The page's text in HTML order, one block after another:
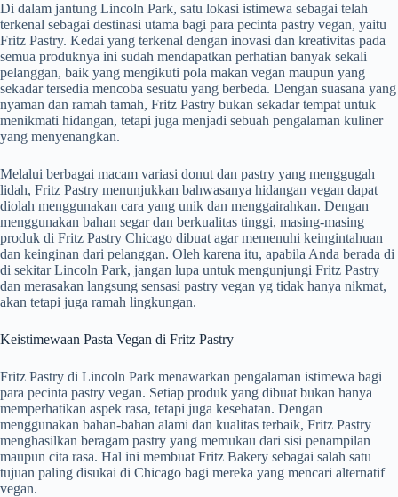
Di dalam jantung Lincoln Park, satu lokasi istimewa sebagai telah
terkenal sebagai destinasi utama bagi para pecinta pastry vegan, yaitu
Fritz Pastry. Kedai yang terkenal dengan inovasi dan kreativitas pada
semua produknya ini sudah mendapatkan perhatian banyak sekali
pelanggan, baik yang mengikuti pola makan vegan maupun yang
sekadar tersedia mencoba sesuatu yang berbeda. Dengan suasana yang
nyaman dan ramah tamah, Fritz Pastry bukan sekadar tempat untuk
menikmati hidangan, tetapi juga menjadi sebuah pengalaman kuliner
yang menyenangkan.
Melalui berbagai macam variasi donut dan pastry yang menggugah
lidah, Fritz Pastry menunjukkan bahwasanya hidangan vegan dapat
diolah menggunakan cara yang unik dan menggairahkan. Dengan
menggunakan bahan segar dan berkualitas tinggi, masing-masing
produk di Fritz Pastry Chicago dibuat agar memenuhi keingintahuan
dan keinginan dari pelanggan. Oleh karena itu, apabila Anda berada di
di sekitar Lincoln Park, jangan lupa untuk mengunjungi Fritz Pastry
dan merasakan langsung sensasi pastry vegan yg tidak hanya nikmat,
akan tetapi juga ramah lingkungan.
Keistimewaan Pasta Vegan di Fritz Pastry
Fritz Pastry di Lincoln Park menawarkan pengalaman istimewa bagi
para pecinta pastry vegan. Setiap produk yang dibuat bukan hanya
memperhatikan aspek rasa, tetapi juga kesehatan. Dengan
menggunakan bahan-bahan alami dan kualitas terbaik, Fritz Pastry
menghasilkan beragam pastry yang memukau dari sisi penampilan
maupun cita rasa. Hal ini membuat Fritz Bakery sebagai salah satu
tujuan paling disukai di Chicago bagi mereka yang mencari alternatif
vegan.